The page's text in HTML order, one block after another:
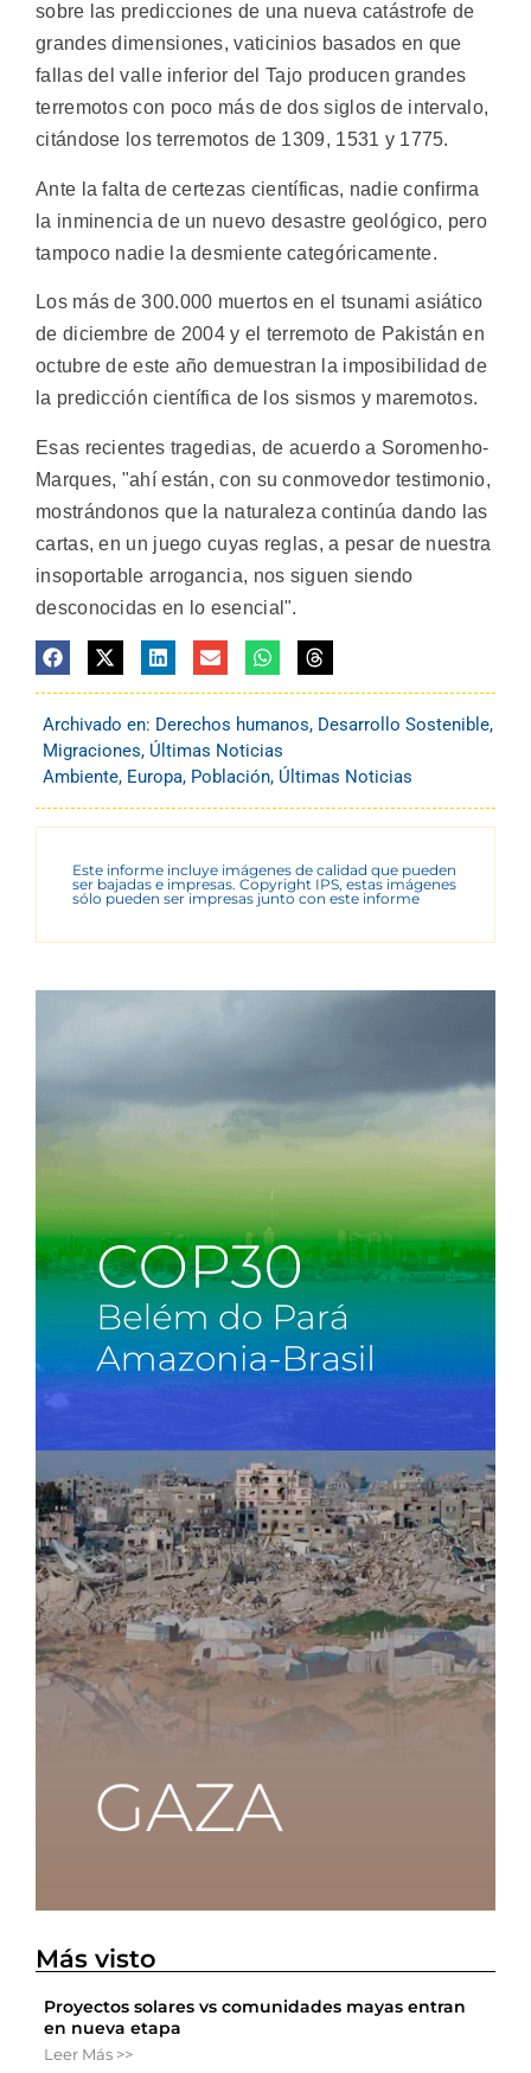
sobre las predicciones de una nueva catástrofe de
grandes dimensiones, vaticinios basados en que
fallas del valle inferior del Tajo producen grandes
terremotos con poco más de dos siglos de intervalo,
citándose los terremotos de 1309, 1531 y 1775.
Ante la falta de certezas científicas, nadie confirma
la inminencia de un nuevo desastre geológico, pero
tampoco nadie la desmiente categóricamente.
Los más de 300.000 muertos en el tsunami asiático
de diciembre de 2004 y el terremoto de Pakistán en
octubre de este año demuestran la imposibilidad de
la predicción científica de los sismos y maremotos.
Esas recientes tragedias, de acuerdo a Soromenho-
Marques, "ahí están, con su conmovedor testimonio,
mostrándonos que la naturaleza continúa dando las
cartas, en un juego cuyas reglas, a pesar de nuestra
insoportable arrogancia, nos siguen siendo
desconocidas en lo esencial".
Archivado en: Derechos humanos, Desarrollo Sostenible,
Migraciones, Últimas Noticias
Ambiente, Europa, Población, Últimas Noticias
Este informe incluye imágenes de calidad que pueden
ser bajadas e impresas. Copyright IPS, estas imágenes
sólo pueden ser impresas junto con este informe
Más visto
Proyectos solares vs comunidades mayas entran
en nueva etapa
Leer Más >>